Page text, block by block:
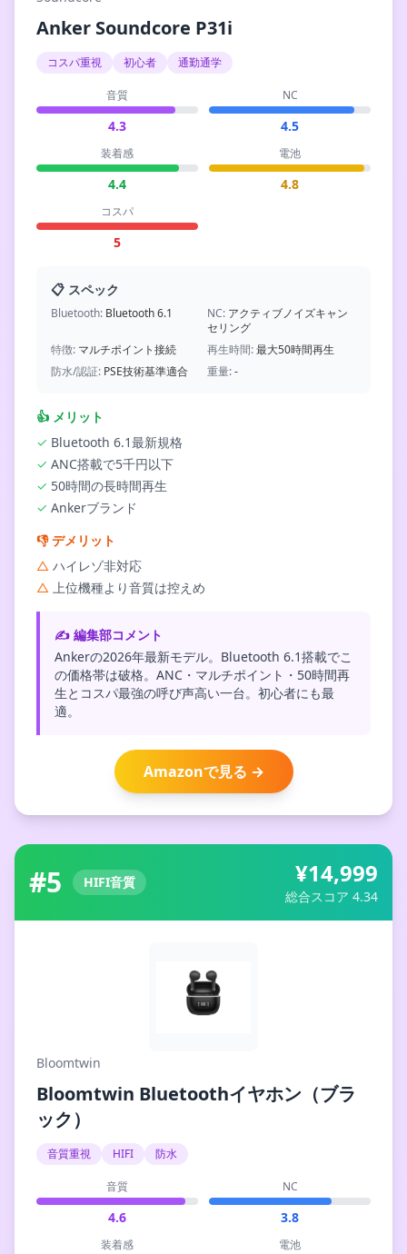
Anker Soundcore P31i
コスパ重視 初心者 通勤通学
音質
4.3
NC
4.5
装着感
4.4
電池
4.8
コスパ
5
📋 スペック
Bluetooth: Bluetooth 6.1 NC: アクティブノイズキャン
セリング
特徴: マルチポイント接続 再生時間:最大50時間再生
防水/認証: PSE技術基準適合 重量:-
👍 メリット
✓ Bluetooth 6.1最新規格
✓ ANC搭載で5千円以下
✓ 50時間の長時間再生
✓ Ankerブランド
👎 デメリット
△ ハイレゾ非対応
△ 上位機種より音質は控えめ
✍️ 編集部コメント
Ankerの2026年最新モデル。Bluetooth 6.1搭載でこ
の価格帯は破格。ANC・マルチポイント・50時間再
生とコスパ最強の呼び声高い一台。初心者にも最
適。
Amazonで見る →
#5 HIFI音質 ¥14,999
総合スコア 4.34
Bloomtwin
Bloomtwin Bluetoothイヤホン（ブラ
ック）
音質重視 HIFI 防水
音質
4.6
NC
3.8
装着感 電池